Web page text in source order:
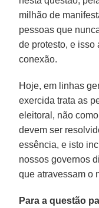
milhão de
pessoas que
de protesto, e isso
conexão.
Hoje, em linhas
exercida trata as
eleitoral, não
devem ser
essência, e isto
nossos governos
que atravessam o
Para a questão